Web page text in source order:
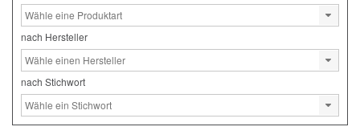
nach Hersteller
nach Stichwort